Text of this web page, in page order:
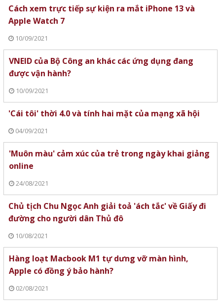
Cách xem trực tiếp sự kiện ra mắt iPhone 13 và
Apple Watch 7
10/09/2021
VNEID của Bộ Công an khác các ứng dụng đang
được vận hành?
10/09/2021
'Cái tôi' thời 4.0 và tính hai mặt của mạng xã hội
04/09/2021
'Muôn màu' cảm xúc của trẻ trong ngày khai giảng
online
24/08/2021
Chủ tịch Chu Ngọc Anh giải toả 'ách tắc' về Giấy đi
đường cho người dân Thủ đô
10/08/2021
Hàng loạt Macbook M1 tự dưng vỡ màn hình,
Apple có đồng ý bảo hành?
02/08/2021